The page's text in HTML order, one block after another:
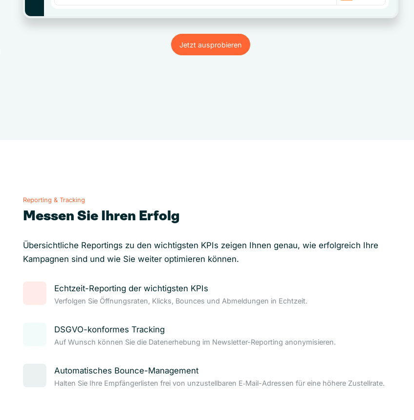
Jetzt ausprobieren
Jetzt ausprobieren
Reporting & Tracking
Messen Sie Ihren Erfolg
Übersichtliche Reportings zu den wichtigsten KPIs zeigen Ihnen genau, wie erfolgreich Ihre
Kampagnen sind und wie Sie weiter optimieren können.
Echtzeit-Reporting der wichtigsten KPIs
Verfolgen Sie Öffnungsraten, Klicks, Bounces und Abmeldungen in Echtzeit.
DSGVO-konformes Tracking
Auf Wunsch können Sie die Datenerhebung im Newsletter-Reporting anonymisieren.
Automatisches Bounce-Management
Halten Sie Ihre Empfängerlisten frei von unzustellbaren E‑Mail-Adressen für eine höhere Zustellrate.